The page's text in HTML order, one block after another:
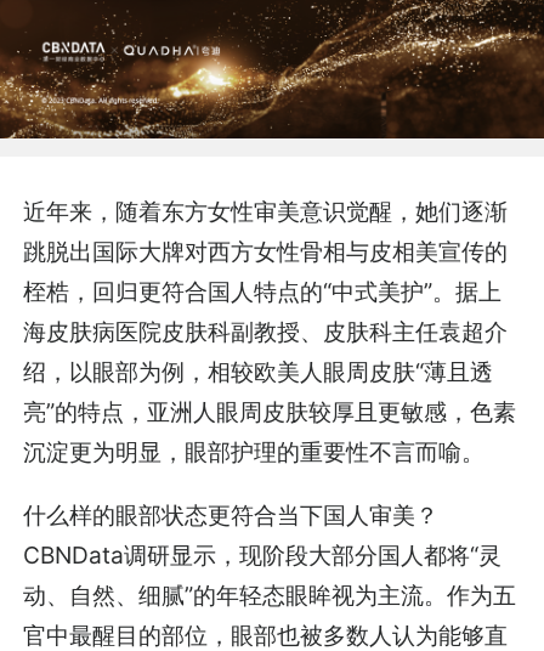
近年来，随着东方女性审美意识觉醒，她们逐渐
跳脱出国际大牌对西方女性骨相与皮相美宣传的
桎梏，回归更符合国人特点的“中式美护”。据上
海皮肤病医院皮肤科副教授、皮肤科主任袁超介
绍，以眼部为例，相较欧美人眼周皮肤“薄且透
亮”的特点，亚洲人眼周皮肤较厚且更敏感，色素
沉淀更为明显，眼部护理的重要性不言而喻。­
什么样的眼部状态更符合当下国人审美？
CBNData调研显示，现阶段大部分国人都将“灵
动、自然、细腻”的年轻态眼眸视为主流。作为五
官中最醒目的部位，眼部也被多数人认为能够直